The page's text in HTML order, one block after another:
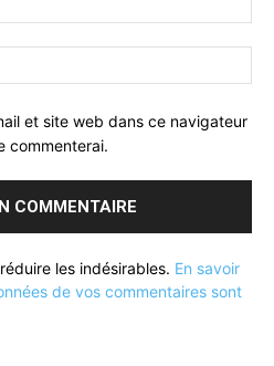
et site web dans ce navigateur
commenterai.
les indésirables. En savoir
de vos commentaires sont